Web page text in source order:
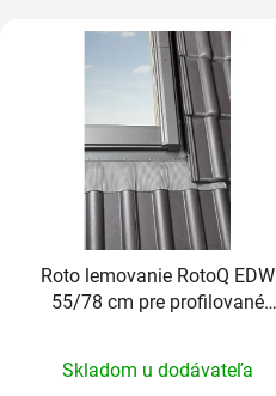
Roto lemovanie RotoQ EDW
55/78 cm pre profilované
hodnotenie
Skladom u dodávateľa